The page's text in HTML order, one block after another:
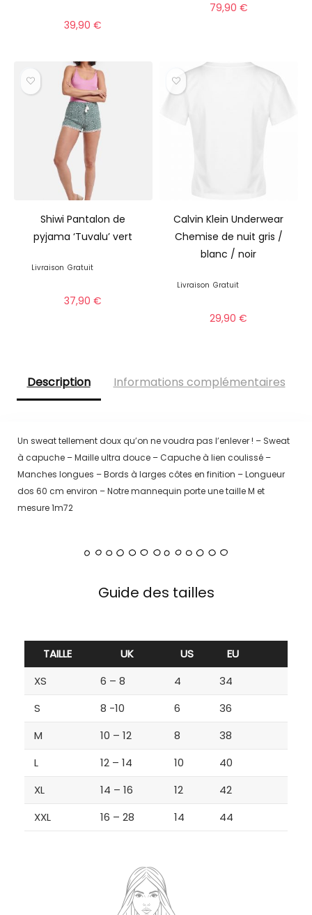
39,90€
79,90 €
Shiwi Pantalon de
pyjama ‘Tuvalu’ vert
Livraison Gratuit
37,90€
Calvin Klein Underwear
Chemise de nuit gris /
blanc / noir
Livraison Gratuit
29,90€
Description Informations complémentaires
Un sweat tellement doux qu’on ne voudra pas l’enlever ! – Sweat
à capuche – Maille ultra douce – Capuche à lien coulissé –
Manches longues – Bords à larges côtes en finition – Longueur
dos 60 cm environ – Notre mannequin porte une taille M et
mesure 1m72
Guide des tailles
TAILLE UK US
EU
XS
6 – 8 4
34
S
8 -10 6
36
M
10 – 12 8
38
L
12 – 14 10
40
XL
14 – 16 12
42
XXL
16 – 28 14 44